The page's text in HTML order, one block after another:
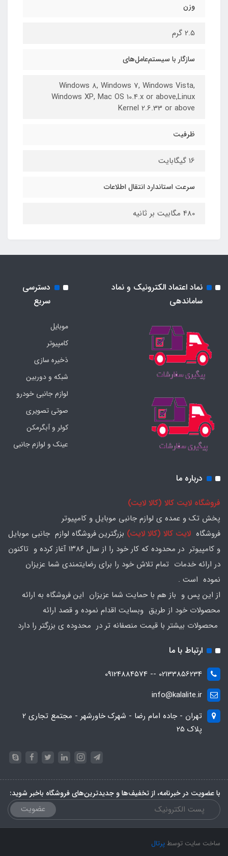
وزن
2.5 گرم
سازگار با سیستم‌عامل‌های
Windows 8, Windows 7, Windows Vista,
Windows XP, Mac OS 10.4.x or above,Linux
Kernel 2.6.33 or above
ظرفیت
16 گیگابایت
سرعت استاندارد انتقال اطلاعات
480 مگابیت بر ثانیه
نماد اعتماد الکترونیک و نماد
ساماندهی
دسترسی
سریع
موبایل
کامپیوتر
ذخیره سازی
شبکه و دوربین
لوازم جانبی خودرو
صوتی تصویری
کولر و آبگرمکن
عینک و لوازم جانبی
درباره ما
فروشگاه لایت کالا (کالا لایت)
پخش تک و عمده ی لوازم جانبی موبایل و کامپیوتر
فروشگاه لایت کالا (کالا لایت) بزرگترین فروشگاه لوازم جانبی موبایل
و کامپیوتر در محدوده که کار خود را از سال ۱۳۸۶ آغاز کرده و تاکنون
در ارائه خدمات تمام تلاش خود را برای رضایتمندی شما عزیزان
نموده است .
از این پس و باز هم با حمایت شما عزیزان این فروشگاه به ارائه
محصولات خود از طریق وبسایت اقدام نموده و قصد ارائه
محصولات بیشتر با قیمت منصفانه تر در محدوده ی بزرگتر را دارد
ارتباط با ما
02133856234 -- 09124884574
info@kalalite.ir
تهران - جاده امام رضا - شهرک خاورشهر - مجتمع تجاری 2
پلاک 25
با عضویت در خبرنامه، از تخفیف‌ها و جدیدترین‌های فروشگاه باخبر شوید:
عضویت
ساخت سایت توسطپرتال